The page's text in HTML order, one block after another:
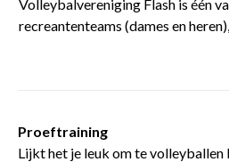
Volleybalvereniging Flash is één
recreantenteams (dames en
Proeftraining
Lijkt het je leuk om te volleyballen